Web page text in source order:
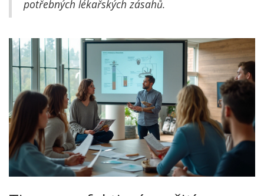
potřebných lékařských zásahů.